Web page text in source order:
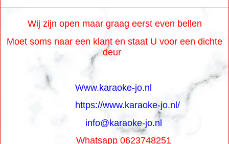
Wij zijn open maar graag eerst even bellen
Moet soms naar een klant en staat U voor een dichte
deur
Www.karaoke-jo.nl
https://www.karaoke-jo.nl/
info@karaoke-jo.nl
Whatsapp 0623748251